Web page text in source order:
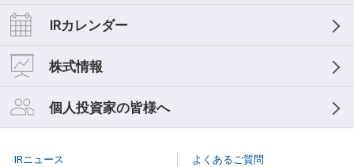
IRカレンダー
株式情報
個人投資家の皆様へ
IRニュース
よくあるご質問